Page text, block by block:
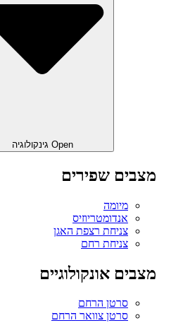
Open גינקולוגיה
מצבים שפירים
מיומה
אנדומטריוזיס
צניחת רצפת האגן
צניחת רחם
מצבים אונקולוגיים
סרטן הרחם
סרטן צוואר הרחם